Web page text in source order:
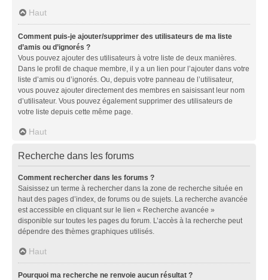
Haut
Comment puis-je ajouter/supprimer des utilisateurs de ma liste
d’amis ou d’ignorés ?
Vous pouvez ajouter des utilisateurs à votre liste de deux manières.
Dans le profil de chaque membre, il y a un lien pour l’ajouter dans votre
liste d’amis ou d’ignorés. Ou, depuis votre panneau de l’utilisateur,
vous pouvez ajouter directement des membres en saisissant leur nom
d’utilisateur. Vous pouvez également supprimer des utilisateurs de
votre liste depuis cette même page.
Haut
Recherche dans les forums
Comment rechercher dans les forums ?
Saisissez un terme à rechercher dans la zone de recherche située en
haut des pages d’index, de forums ou de sujets. La recherche avancée
est accessible en cliquant sur le lien « Recherche avancée »
disponible sur toutes les pages du forum. L’accès à la recherche peut
dépendre des thèmes graphiques utilisés.
Haut
Pourquoi ma recherche ne renvoie aucun résultat ?